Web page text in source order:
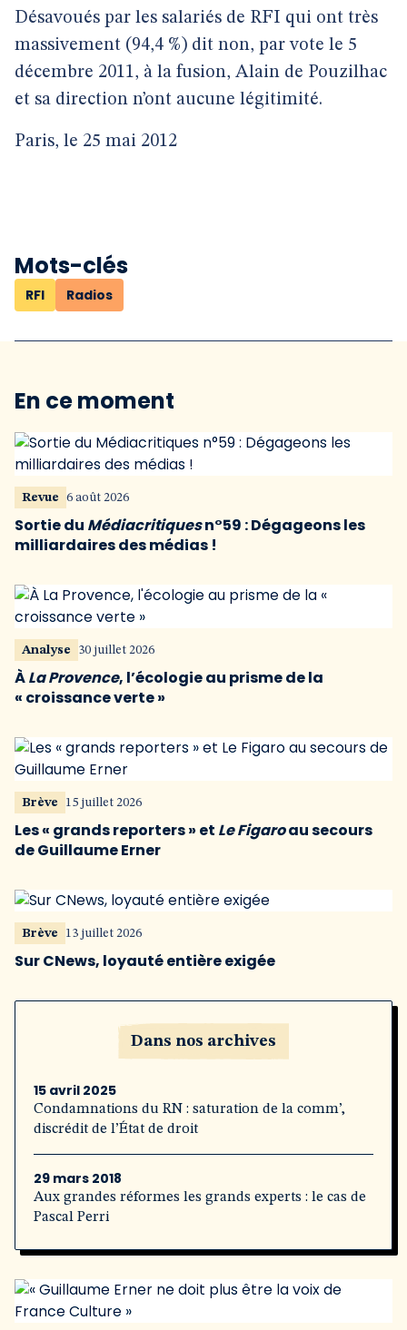
Désavoués par les salariés de RFI qui ont très
massivement (94,4 %) dit non, par vote le 5
décembre 2011, à la fusion, Alain de Pouzilhac
et sa direction n’ont aucune légitimité.
Paris, le 25 mai 2012
Mots-clés
RFI Radios
En ce moment
Revue 6 août 2026
Sortie du Médiacritiquesn°59 : Dégageons les
milliardaires des médias !
Analyse 30 juillet 2026
ÀLa Provence, l’écologie au prisme de la
« croissance verte »
Brève 15 juillet 2026
Les « grands reporters » et Le Figaroau secours
de Guillaume Erner
Brève 13 juillet 2026
Sur CNews, loyauté entière exigée
Dans nos archives
15 avril 2025
Condamnations du RN : saturation de la comm’,
discrédit de l’État de droit
29 mars 2018
Aux grandes réformes les grands experts : le cas de
Pascal Perri